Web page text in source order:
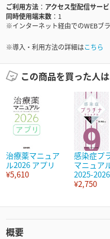
ご利用方法
アクセス型配信サービ
同時使用端末数
1
※インターネット経由でのWEBブ
※導入・利用方法の詳細はこちら
この商品を買った人
治療薬マニュア
ル2026 アプリ
¥5,610
感染症プ
マニュア
2025-2026
¥2,750
概要